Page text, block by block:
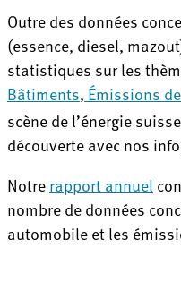
Outre des données
(essence, diesel,
statistiques sur les
Bâtiments, Émissions de
scène de l’énergie
découverte avec nos
Notrerapport annuel
nombre de données
automobile et les